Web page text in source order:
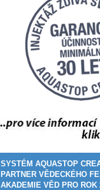
SYSTÉM AQUASTOP
PARTNER VĚDECKÉHO
AKADEMIE VĚD PRO ROK